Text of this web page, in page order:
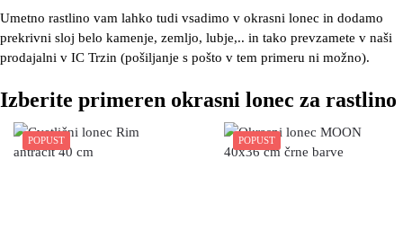
Umetno rastlino vam lahko tudi vsadimo v okrasni lonec in dodamo
prekrivni sloj belo kamenje, zemljo, lubje,.. in tako prevzamete v naši
prodajalni v IC Trzin (pošiljanje s pošto v tem primeru ni možno).
Izberite primeren okrasni lonec za rastlino
POPUST POPUST